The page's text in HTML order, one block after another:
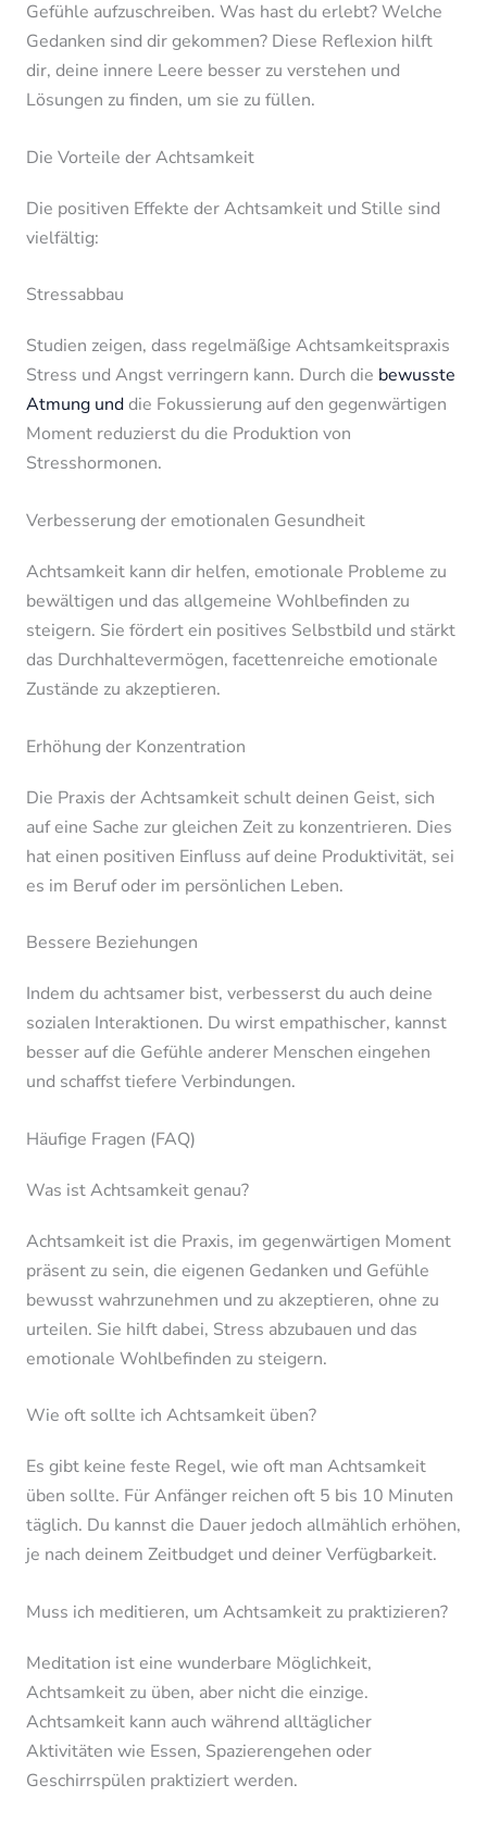
Gefühle aufzuschreiben. Was hast du erlebt? Welche
Gedanken sind dir gekommen? Diese Reflexion hilft
dir, deine innere Leere besser zu verstehen und
Lösungen zu finden, um sie zu füllen.
Die Vorteile der Achtsamkeit
Die positiven Effekte der Achtsamkeit und Stille sind
vielfältig:
Stressabbau
Studien zeigen, dass regelmäßige Achtsamkeitspraxis
Stress und Angst verringern kann. Durch die bewusste
Atmung unddie Fokussierung auf den gegenwärtigen
Moment reduzierst du die Produktion von
Stresshormonen.
Verbesserung der emotionalen Gesundheit
Achtsamkeit kann dir helfen, emotionale Probleme zu
bewältigen und das allgemeine Wohlbefinden zu
steigern. Sie fördert ein positives Selbstbild und stärkt
das Durchhaltevermögen, facettenreiche emotionale
Zustände zu akzeptieren.
Erhöhung der Konzentration
Die Praxis der Achtsamkeit schult deinen Geist, sich
auf eine Sache zur gleichen Zeit zu konzentrieren. Dies
hat einen positiven Einfluss auf deine Produktivität, sei
es im Beruf oder im persönlichen Leben.
Bessere Beziehungen
Indem du achtsamer bist, verbesserst du auch deine
sozialen Interaktionen. Du wirst empathischer, kannst
besser auf die Gefühle anderer Menschen eingehen
und schaffst tiefere Verbindungen.
Häufige Fragen (FAQ)
Was ist Achtsamkeit genau?
Achtsamkeit ist die Praxis, im gegenwärtigen Moment
präsent zu sein, die eigenen Gedanken und Gefühle
bewusst wahrzunehmen und zu akzeptieren, ohne zu
urteilen. Sie hilft dabei, Stress abzubauen und das
emotionale Wohlbefinden zu steigern.
Wie oft sollte ich Achtsamkeit üben?
Es gibt keine feste Regel, wie oft man Achtsamkeit
üben sollte. Für Anfänger reichen oft 5 bis 10 Minuten
täglich. Du kannst die Dauer jedoch allmählich erhöhen,
je nach deinem Zeitbudget und deiner Verfügbarkeit.
Muss ich meditieren, um Achtsamkeit zu praktizieren?
Meditation ist eine wunderbare Möglichkeit,
Achtsamkeit zu üben, aber nicht die einzige.
Achtsamkeit kann auch während alltäglicher
Aktivitäten wie Essen, Spazierengehen oder
Geschirrspülen praktiziert werden.